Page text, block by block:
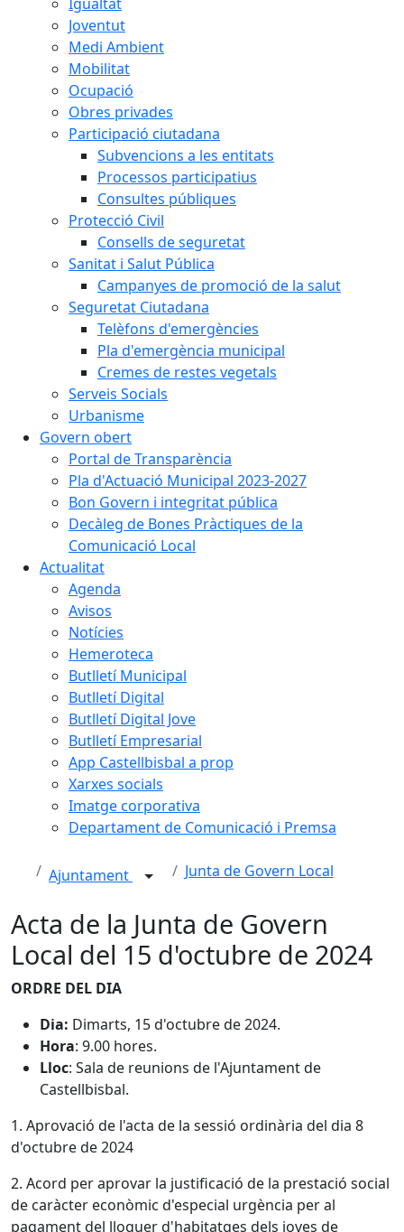
Joventut
Medi Ambient
Mobilitat
Ocupació
Obres privades
Participació ciutadana
Subvencions a les entitats
Processos participatius
Consultes públiques
Protecció Civil
Consells de seguretat
Sanitat i Salut Pública
Campanyes de promoció de la salut
Seguretat Ciutadana
Telèfons d'emergències
Pla d'emergència municipal
Cremes de restes vegetals
Serveis Socials
Urbanisme
Govern obert
Portal de Transparència
Pla d'Actuació Municipal 2023-2027
Bon Govern i integritat pública
Decàleg de Bones Pràctiques de la
Comunicació Local
Actualitat
Agenda
Avisos
Notícies
Hemeroteca
Butlletí Municipal
Butlletí Digital
Butlletí Digital Jove
Butlletí Empresarial
App Castellbisbal a prop
Xarxes socials
Imatge corporativa
Departament de Comunicació i Premsa
Ajuntament Junta de Govern Local
Acta de la Junta de Govern
Local del 15 d'octubre de 2024
ORDRE DEL DIA
Dia: Dimarts, 15 d'octubre de 2024.
Hora: 9.00 hores.
Lloc: Sala de reunions de l'Ajuntament de
Castellbisbal.
1. Aprovació de l'acta de la sessió ordinària del dia 8
d'octubre de 2024
2. Acord per aprovar la justificació de la prestació social
de caràcter econòmic d'especial urgència per al
pagament del lloguer d'habitatges dels joves de